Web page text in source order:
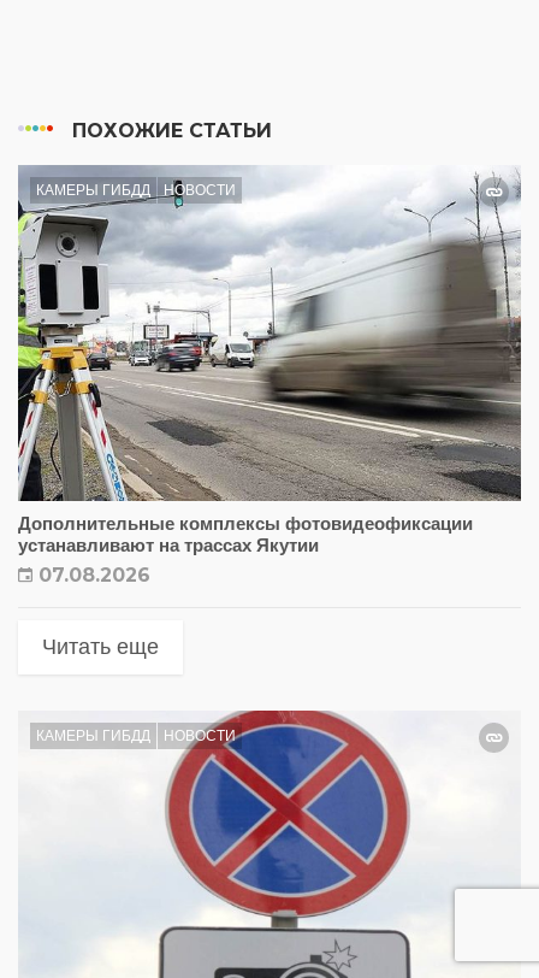
ПОХОЖИЕ СТАТЬИ
КАМЕРЫ ГИБДД НОВОСТИ
Дополнительные комплексы фотовидеофиксации
устанавливают на трассах Якутии
07.08.2026
Читать еще
КАМЕРЫ ГИБДД НОВОСТИ